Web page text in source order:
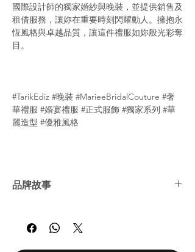
國際設計師的獨家婚紗與晚裝，並提供銷售及
租借服務，讓妳在重要時刻閃耀動人。擁抱永
恆風格與卓越品質，讓這件禮服如妳般光彩奪
目。
#TarikEdiz #晚裝 #MarieeBridalCouture #奢
華禮服 #婚宴禮服 #正式服飾 #獨家系列 #華
麗造型 #優雅風格
品牌故事
天賦的數理思維與對時尚的熱愛完美結合。
1987 年，他憑著心與智的指引踏入時尚世